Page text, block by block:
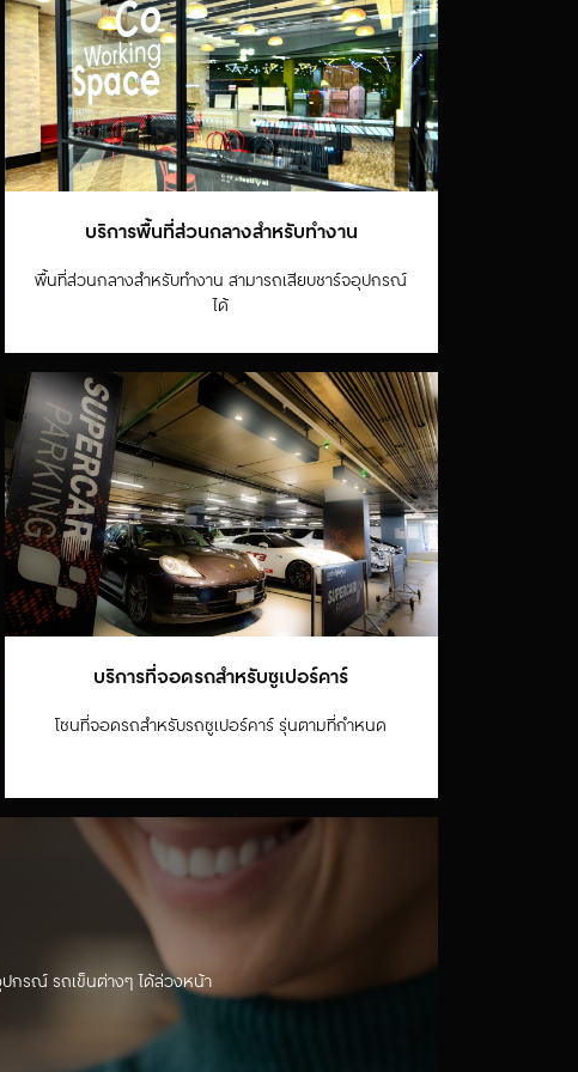
บริการพื้นที่ส่วนกลางสำหรับทำงาน
พื้นที่ส่วนกลางสำหรับทำงาน สามารถเสียบชาร์จอุปกรณ์
ได้
บริการที่จอดรถสำหรับซูเปอร์คาร์
โซนที่จอดรถสำหรับรถซูเปอร์คาร์ รุ่นตามที่กำหนด
กรณ์ รถเข็นต่างๆ ได้ล่วงหน้า